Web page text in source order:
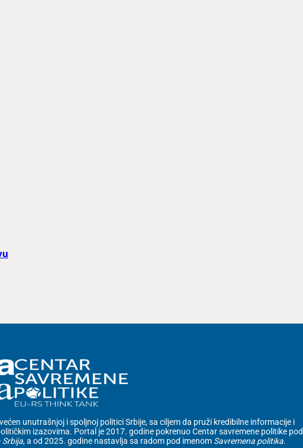
unutrašnjoj i spoljnoj politici Srbije, sa ciljem da pruži kredibilne informacije i
izazovima. Portal je 2017. godine pokrenuo Centar savremene politike pod
Srbija, a od 2025. godine nastavlja sa radom pod imenom Savremena politika.